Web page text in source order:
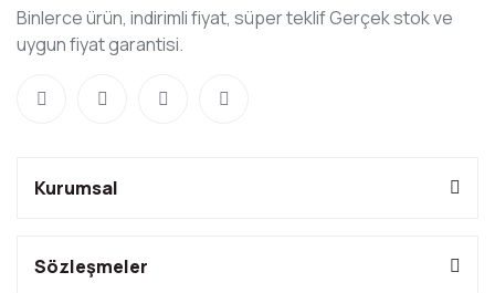
Binlerce ürün, indirimli fiyat, süper teklif Gerçek stok ve
uygun fiyat garantisi.
Kurumsal
Sözleşmeler